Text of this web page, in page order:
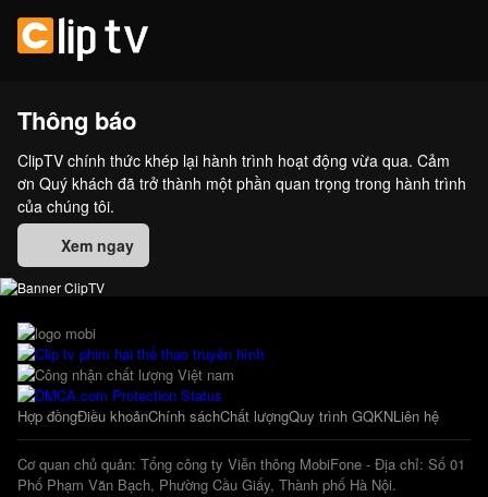
Thông báo
ClipTV chính thức khép lại hành trình hoạt động vừa qua. Cảm
ơn Quý khách đã trở thành một phần quan trọng trong hành trình
của chúng tôi.
Xem ngay
Hợp đồngĐiều khoảnChính sáchChất lượngQuy trình GQKNLiên hệ
Cơ quan chủ quản: Tổng công ty Viễn thông MobiFone - Địa chỉ: Số 01
Phố Phạm Văn Bạch, Phường Cầu Giấy, Thành phố Hà Nội.